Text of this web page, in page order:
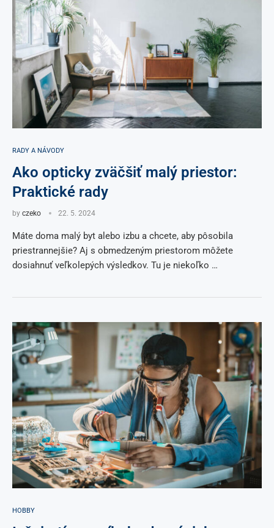
RADY A NÁVODY
Ako opticky zväčšiť malý priestor:
Praktické rady
by czeko 22. 5. 2024
Máte doma malý byt alebo izbu a chcete, aby pôsobila
priestrannejšie? Aj s obmedzeným priestorom môžete
dosiahnuť veľkolepých výsledkov. Tu je niekoľko …
HOBBY